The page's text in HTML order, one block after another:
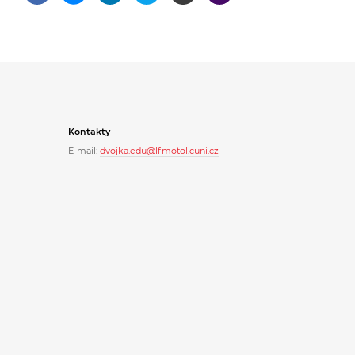
Kontakty
E-mail: dvojka.edu@lfmotol.cuni.cz